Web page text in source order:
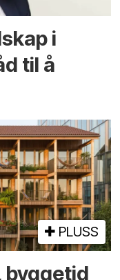
i
til å
PLUSS
byggetid